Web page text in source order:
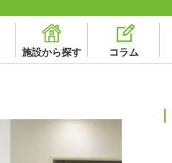
施設から探す コラム